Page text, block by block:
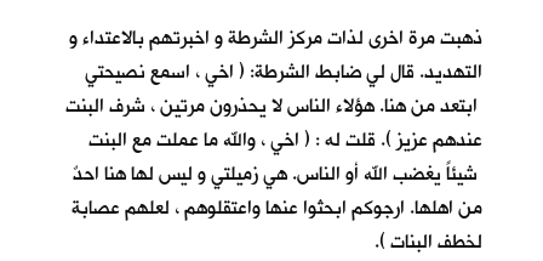
ذهبت مرة اخرى لذات مركز الشرطة و اخبرتهم بالاعتداء و
التهديد. قال لي ضابط الشرطة: ( اخي ، اسمع نصيحتي
ابتعد من هنا. هؤلاء الناس لا يحذرون مرتين ، شرف البنت
عندهم عزيز ). قلت له : ( اخي ، والله ما عملت مع البنت
شيئاً يغضب الله أو الناس. هي زميلتي و ليس لها هنا احدٌ
من اهلها. ارجوكم ابحثوا عنها واعتقلوهم ، لعلهم عصابة
لخطف البنات ).